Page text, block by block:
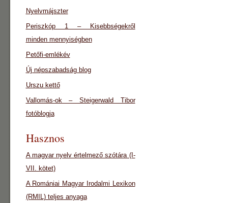
Nyelvmájszter
Periszkóp 1 – Kisebbségekről
minden mennyiségben
Petőfi-emlékév
Új népszabadság blog
Urszu kettő
Vallomás-ok – Steigerwald Tibor
fotóblogja
Hasznos
A magyar nyelv értelmező szótára (I-
VII. kötet)
A Romániai Magyar Irodalmi Lexikon
(RMIL) teljes anyaga